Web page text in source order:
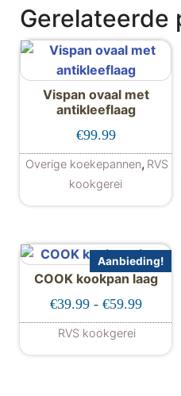
Gerelateerde
Vispan ovaal met
antikleeflaag
€99.99
Overige koekepannen, RVS
kookgerei
Aanbieding!
COOK kookpan laag
€39.99 - €59.99
RVS kookgerei
Dit product